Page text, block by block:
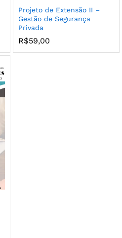
Projeto de Extensão II –
Gestão de Segurança
Privada
R$59,00